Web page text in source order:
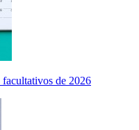
de 2026